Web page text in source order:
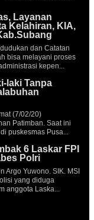
Layanan
Kelahiran, KIA,
dan Catatan
bisa melayani proses
kepen...
laki Tanpa
(7/02/20)
Patimban. Saat ini
puskesmas Pusa...
6 Laskar FPI
Polri
Argo Yuwono. SIK. MSI
yang diduga
anggota Laska...